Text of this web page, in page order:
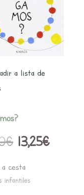
a lista de
€
original
era:
13,25€
actual
es:
cesta
infantiles